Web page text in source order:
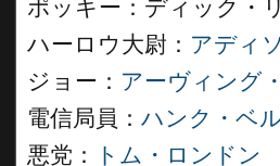
ポッキー：ディック・
ハーロウ大尉： アディ
ジョー： アーヴィング
電信局員： ハンク・ベ
悪党：
トム・ロンドン